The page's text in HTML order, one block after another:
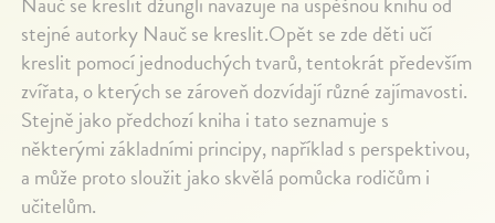
stejné autorky Nauč se kreslit.Opět se zde děti učí
kreslit pomocí jednoduchých tvarů, tentokrát především
zvířata, o kterých se zároveň dozvídají různé zajímavosti.
Stejně jako předchozí kniha i tato seznamuje s
některými základními principy, například s perspektivou,
a může proto sloužit jako skvělá pomůcka rodičům i
učitelům.